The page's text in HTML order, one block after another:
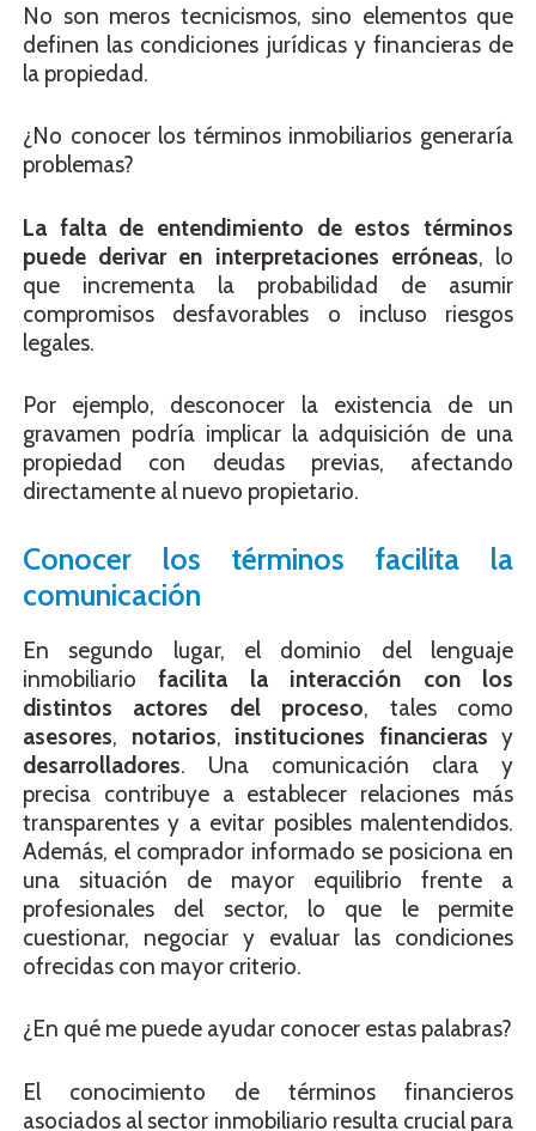
No son meros tecnicismos, sino elementos que
definen las condiciones jurídicas y financieras de
la propiedad.
¿No conocer los términos inmobiliarios generaría
problemas?
La falta de entendimiento de estos términos
puede derivar en interpretaciones erróneas, lo
que incrementa la probabilidad de asumir
compromisos desfavorables o incluso riesgos
legales.
Por ejemplo, desconocer la existencia de un
gravamen podría implicar la adquisición de una
propiedad con deudas previas, afectando
directamente al nuevo propietario.
Conocer los términos facilita la
comunicación
En segundo lugar, el dominio del lenguaje
inmobiliario facilita la interacción con los
distintos actores del proceso, tales como
asesores, notarios, instituciones financieras y
desarrolladores. Una comunicación clara y
precisa contribuye a establecer relaciones más
transparentes y a evitar posibles malentendidos.
Además, el comprador informado se posiciona en
una situación de mayor equilibrio frente a
profesionales del sector, lo que le permite
cuestionar, negociar y evaluar las condiciones
ofrecidas con mayor criterio.
¿En qué me puede ayudar conocer estas palabras?
El conocimiento de términos financieros
asociados al sector inmobiliario resulta crucial para